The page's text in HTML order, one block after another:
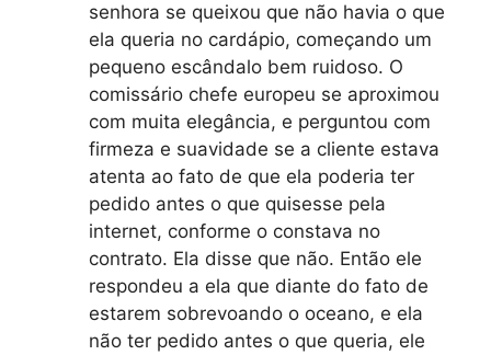
senhora se queixou que não havia o que
ela queria no cardápio, começando um
pequeno escândalo bem ruidoso. O
comissário chefe europeu se aproximou
com muita elegância, e perguntou com
firmeza e suavidade se a cliente estava
atenta ao fato de que ela poderia ter
pedido antes o que quisesse pela
internet, conforme o constava no
contrato. Ela disse que não. Então ele
respondeu a ela que diante do fato de
estarem sobrevoando o oceano, e ela
não ter pedido antes o que queria, ele